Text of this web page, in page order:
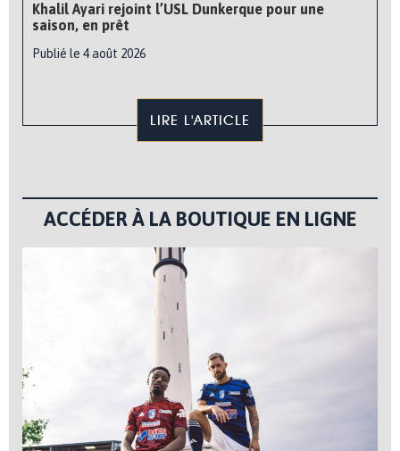
Khalil Ayari rejoint l’USL Dunkerque pour une
saison, en prêt
Publié le 4 août 2026
LIRE L'ARTICLE
ACCÉDER À LA BOUTIQUE EN LIGNE